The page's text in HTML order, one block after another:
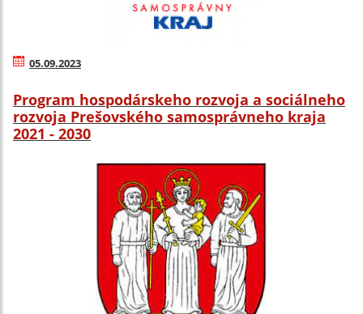
05.09.2023
Program hospodárskeho rozvoja a sociálneho
rozvoja Prešovského samosprávneho kraja
2021 - 2030